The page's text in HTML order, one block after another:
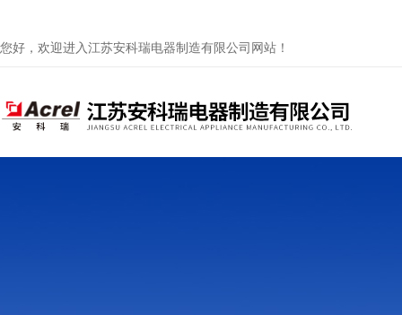
您好，欢迎进入江苏安科瑞电器制造有限公司网站！